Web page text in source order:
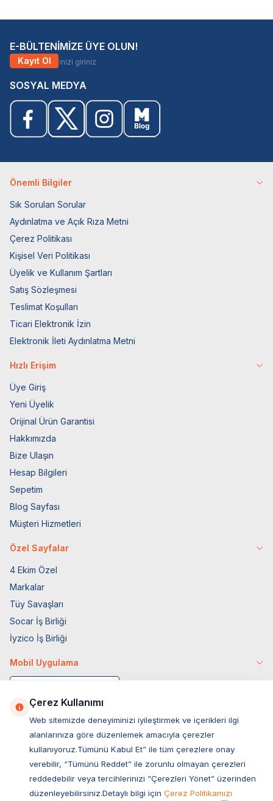
E-BÜLTENİMİZE ÜYE OLUN!
Kayıt Ol
SOSYAL MEDYA
Önemli Bilgiler
Sık Sorulan Sorular
Aydınlatma ve Açık Rıza Metni
Çerez Politikası
Kişisel Veri Politikası
Üyelik ve Kullanım Şartları
Satış Sözleşmesi
Teslimat Koşulları
Ticari Elektronik İzin
Elektronik İleti Aydınlatma Metni
Hızlı Erişim
Üye Giriş
Yeni Üyelik
Orijinal Ürün Garantisi
Hakkımızda
Bize Ulaşın
Hesap Bilgileri
Sepetim
Blog Sayfası
Müşteri Hizmetleri
Özel Sayfalar
4 Ekim Özel
Markalar
Tüy Savaşları
Socar İş Birliği
İyzico İş Birliği
Mobil Uygulama
Çerez Kullanımı
Web sitemizde deneyiminizi iyileştirmek ve içerikleri ilgi
alanlarınıza göre düzenlemek amacıyla çerezler
kullanıyoruz.Tümünü Kabul Et” ile tüm çerezlere onay
verebilir, “Tümünü Reddet” ile zorunlu olmayan çerezleri
reddedebilir veya tercihlerinizi “Çerezleri Yönet” üzerinden
düzenleyebilirsiniz.Detaylı bilgi için Çerez Politikamızı